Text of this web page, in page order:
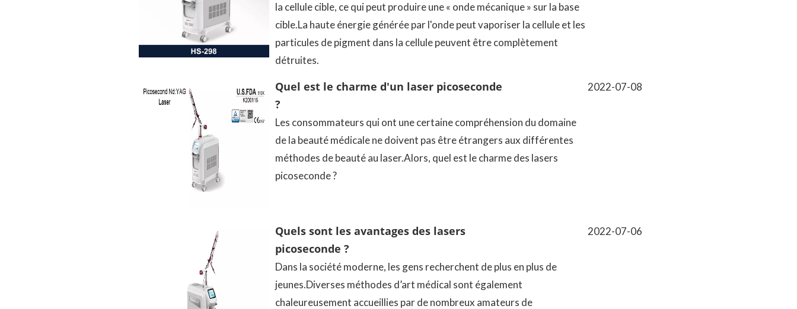
la cellule cible, ce qui peut produire une « onde mécanique » sur la base
cible.La haute énergie générée par l'onde peut vaporiser la cellule et les
particules de pigment dans la cellule peuvent être complètement
détruites.
Quel est le charme d'un laser picoseconde
?
Les consommateurs qui ont une certaine compréhension du domaine
de la beauté médicale ne doivent pas être étrangers aux différentes
méthodes de beauté au laser.Alors, quel est le charme des lasers
picoseconde ?
2022-07-08
Quels sont les avantages des lasers
picoseconde ?
Dans la société moderne, les gens recherchent de plus en plus de
jeunes.Diverses méthodes d’art médical sont également
chaleureusement accueillies par de nombreux amateurs de
2022-07-06